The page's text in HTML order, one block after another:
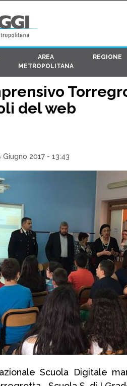
AREA
METROPOLITANA
REGIONE
del web
2017 - 13:43
Scuola Digitale